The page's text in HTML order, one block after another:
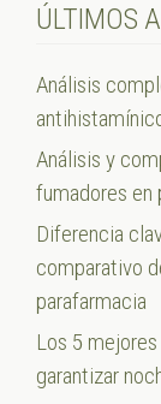
ÚLTIMOS
Análisis
Análisis y
fumadores en
Diferencia
comparativo
parafarmacia
Los 5
garantizar